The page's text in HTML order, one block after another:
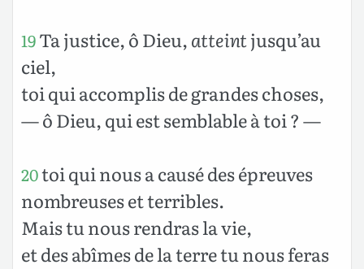
19Ta justice, ô Dieu,atteintjusqu’au
ciel,
toi qui accomplis de grandes choses,
— ô Dieu, qui est semblable à toi ? —
20toi qui nous a causé des épreuves
nombreuses et terribles.
Mais tu nous rendras la vie,
et des abîmes de la terre tu nous feras